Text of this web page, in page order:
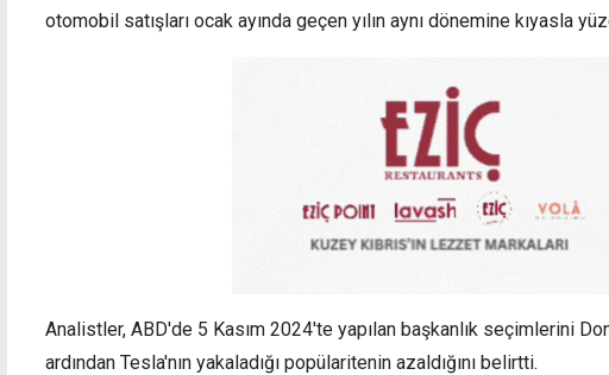
otomobil satışları ocak ayında geçen yılın aynı dönemine kıyasla
Analistler, ABD'de 5 Kasım 2024'te yapılan başkanlık seçimlerini
ardından Tesla'nın yakaladığı popülaritenin azaldığını belirtti.